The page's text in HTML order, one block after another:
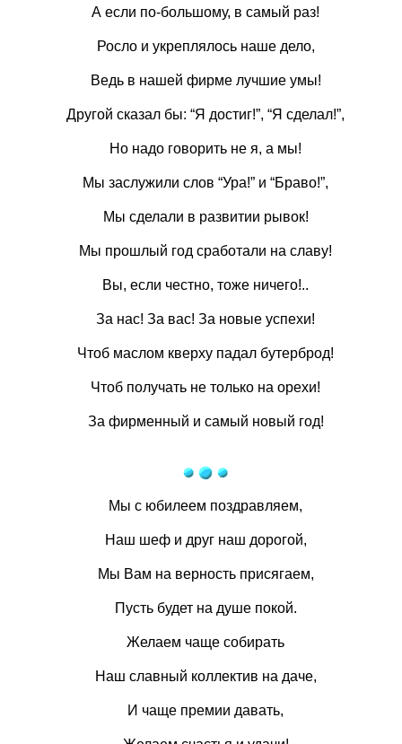
А если по-большому, в самый раз!
Росло и укреплялось наше дело,
Ведь в нашей фирме лучшие умы!
Другой сказал бы: “Я достиг!”, “Я сделал!”,
Но надо говорить не я, а мы!
Мы заслужили слов “Ура!” и “Браво!”,
Мы сделали в развитии рывок!
Мы прошлый год сработали на славу!
Вы, если честно, тоже ничего!..
За нас! За вас! За новые успехи!
Чтоб маслом кверху падал бутерброд!
Чтоб получать не только на орехи!
За фирменный и самый новый год!
Мы с юбилеем поздравляем,
Наш шеф и друг наш дорогой,
Мы Вам на верность присягаем,
Пусть будет на душе покой.
Желаем чаще собирать
Наш славный коллектив на даче,
И чаще премии давать,